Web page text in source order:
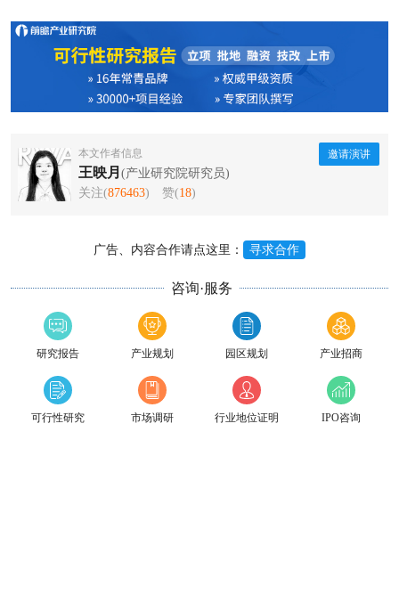
本文作者信息
王映月 (产业研究院研究员)
关注(876463) 赞(18)
邀请演讲
广告、内容合作请点这里： 寻求合作
咨询·服务
研究报告 产业规划 园区规划 产业招商
可行性研究 市场调研 行业地位证明 IPO咨询